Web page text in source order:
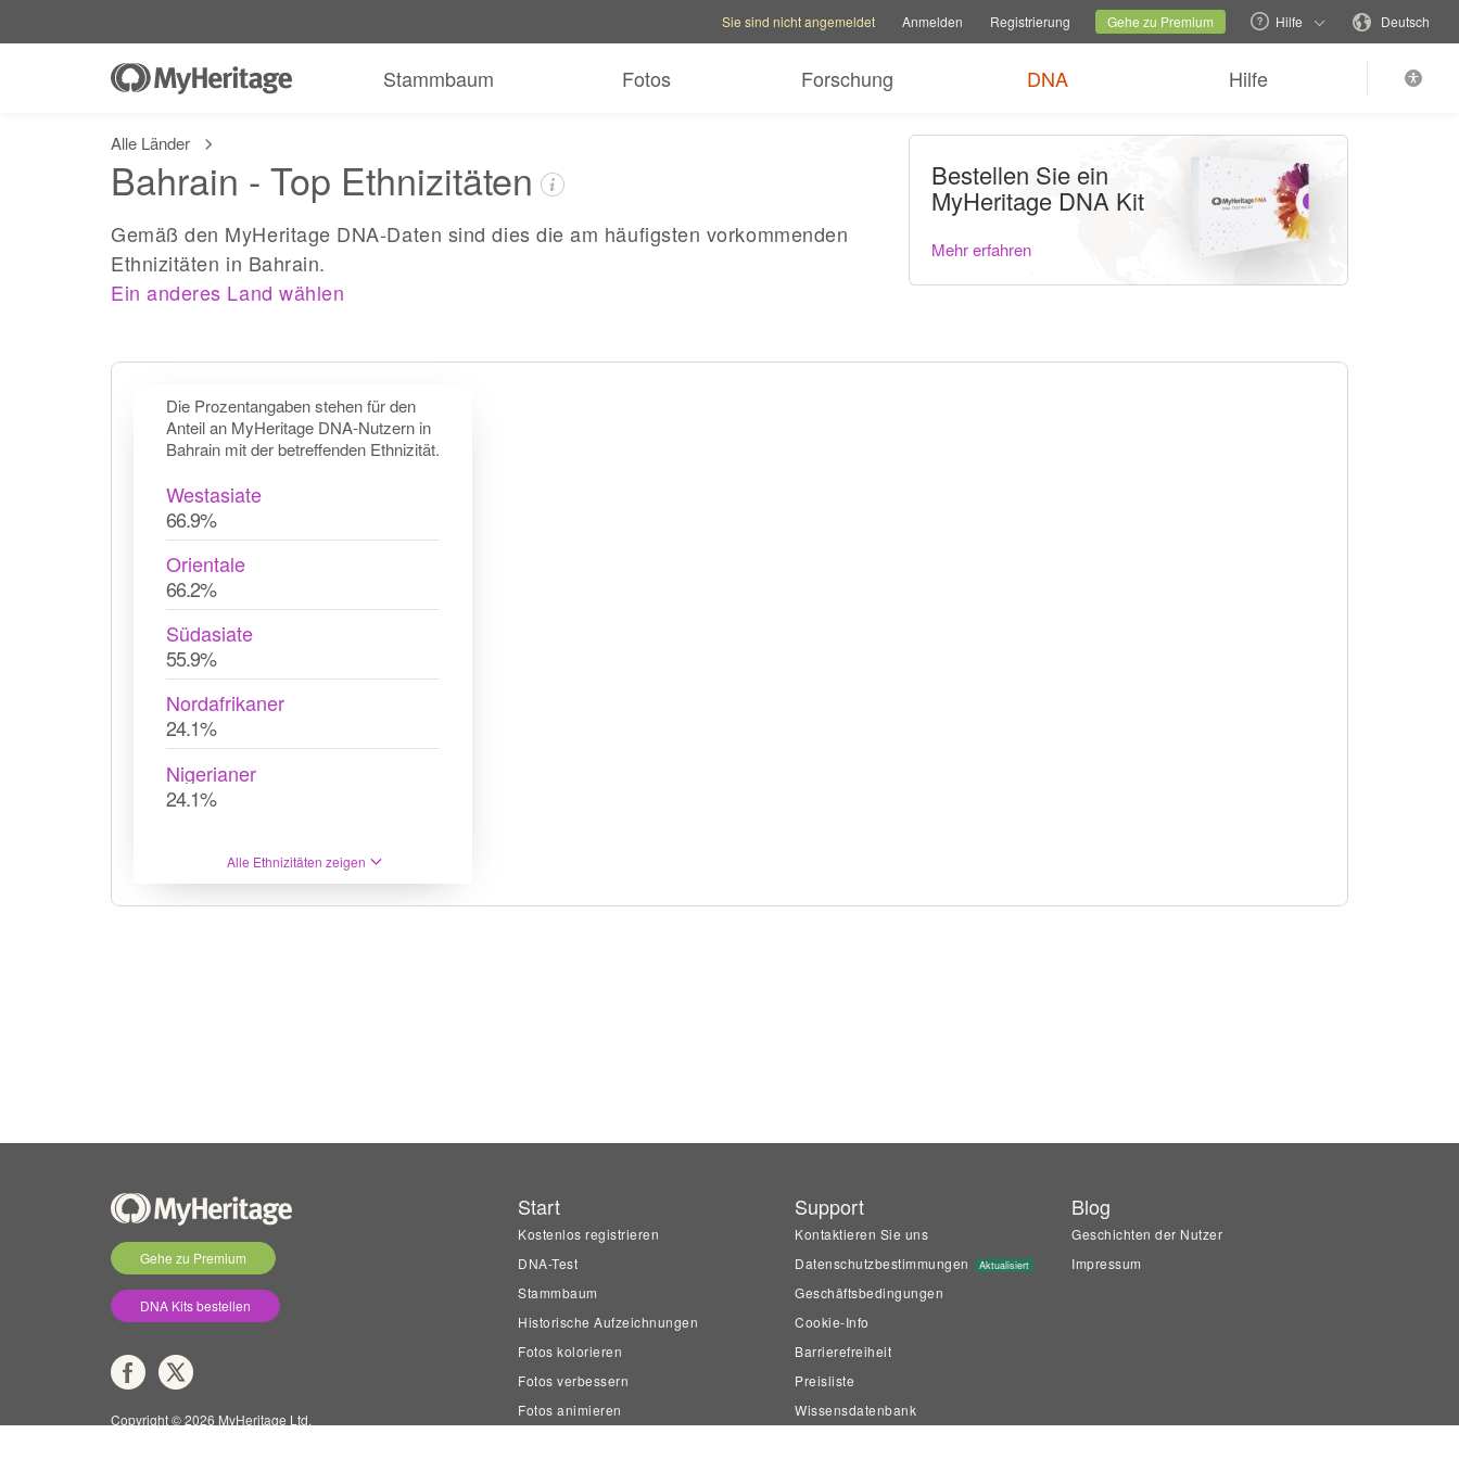
Aktuelle FamilienseiteSprache wechseln
Sie sind nicht angemeldet Anmelden Registrierung Gehe zu Premium Hilfe Deutsch
Stammbaum Fotos Forschung DNA Hilfe
Alle Länder
Bahrain - Top Ethnizitäten
Gemäß den MyHeritage DNA-Daten sind dies die am häufigsten vorkommenden
Ethnizitäten in Bahrain.
Ein anderes Land wählen
Bestellen Sie ein
MyHeritage DNA Kit
Mehr erfahren
Die Prozentangaben stehen für den
Anteil an MyHeritage DNA-Nutzern in
Bahrain mit der betreffenden Ethnizität.
Westasiate
66.9%
Orientale
66.2%
Südasiate
55.9%
Nordafrikaner
24.1%
Nigerianer
24.1%
Alle Ethnizitäten zeigen
Gehe zu Premium
DNA Kits bestellen
Copyright © 2026 MyHeritage Ltd.
Start
Kostenlos registrieren
DNA-Test
Stammbaum
Historische Aufzeichnungen
Fotos kolorieren
Fotos verbessern
Fotos animieren
Support
Kontaktieren Sie uns
Datenschutzbestimmungen
Aktualisiert
Geschäftsbedingungen
Cookie-Info
Barrierefreiheit
Preisliste
Wissensdatenbank
Blog
Geschichten der Nutzer
Impressum